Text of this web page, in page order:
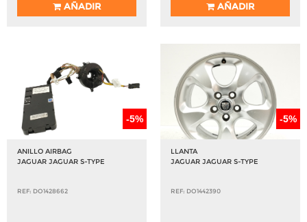
AÑADIR
AÑADIR
-5%
ANILLO AIRBAG
JAGUAR JAGUAR S-TYPE
REF: DO1428662
-5%
LLANTA
JAGUAR JAGUAR S-TYPE
REF: DO1442390